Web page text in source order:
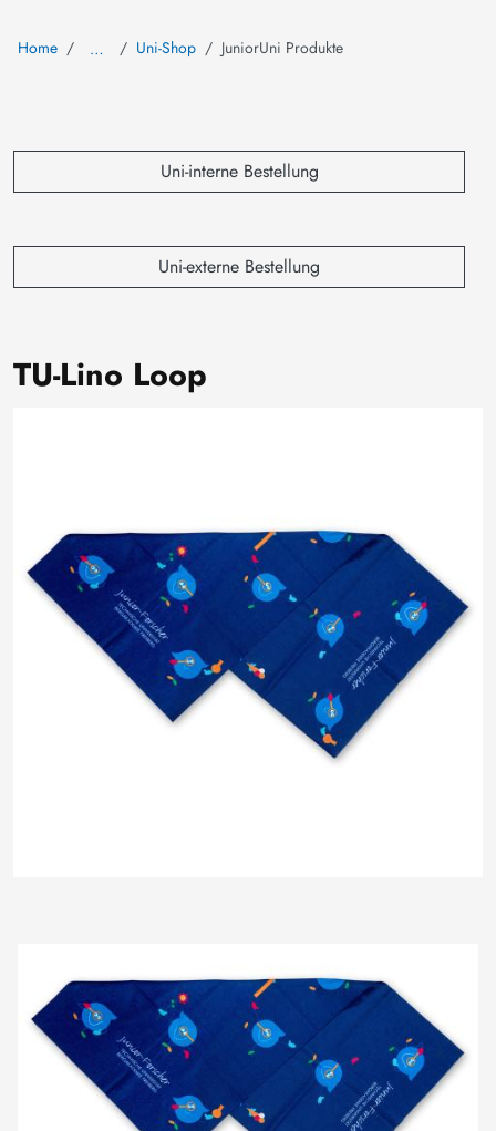
Home … Uni-Shop JuniorUni Produkte
Uni-interne Bestellung
Uni-externe Bestellung
TU-Lino Loop